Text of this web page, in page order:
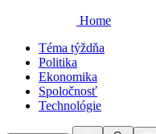
Home
Téma týždňa
Politika
Ekonomika
Spoločnosť
Technológie